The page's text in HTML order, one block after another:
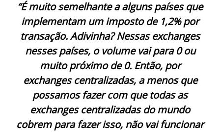
“É muito semelhante a alguns países que
implementam um imposto de 1,2% por
transação. Adivinha? Nessas exchanges
nesses países, o volume vai para 0 ou
muito próximo de 0. Então, por
exchanges centralizadas, a menos que
possamos fazer com que todas as
exchanges centralizadas do mundo
cobrem para fazer isso, não vai funcionar